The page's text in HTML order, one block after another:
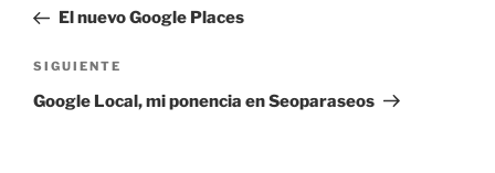
entradas
anterior:
El nuevo Google Places
Siguiente
entrada
SIGUIENTE
Google Local, mi ponencia en Seoparaseos